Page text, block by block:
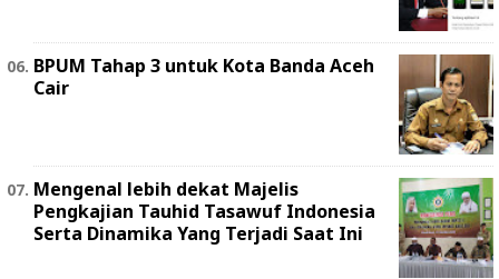
BPUM Tahap 3 untuk Kota Banda Aceh
Cair
Mengenal lebih dekat Majelis
Pengkajian Tauhid Tasawuf Indonesia
Serta Dinamika Yang Terjadi Saat Ini